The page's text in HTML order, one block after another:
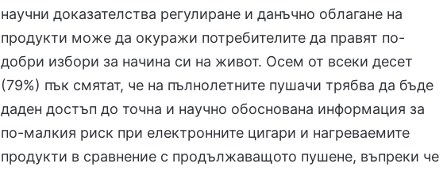
научни доказателства регулиране и данъчно облагане на
продукти може да окуражи потребителите да правят по-
добри избори за начина си на живот. Осем от всеки десет
(79%) пък смятат, че на пълнолетните пушачи трябва да бъде
даден достъп до точна и научно обоснована информация за
по-малкия риск при електронните цигари и нагреваемите
продукти в сравнение с продължаващото пушене, въпреки че